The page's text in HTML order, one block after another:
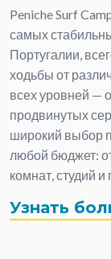
Peniche Surf
самых
Португалии,
ходьбы от
всех уровней —
продвинутых серферов.
широкий выбор
любой бюджет:
комнат, студий
находятся в
Узнать